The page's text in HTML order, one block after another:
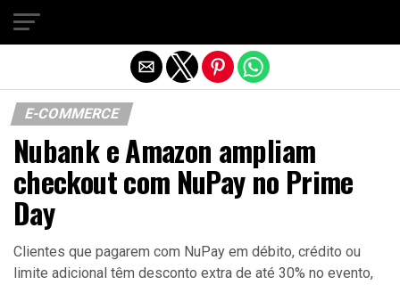
E-COMMERCE
Nubank e Amazon ampliam
checkout com NuPay no Prime
Day
Clientes que pagarem com NuPay em débito, crédito ou
limite adicional têm desconto extra de até 30% no evento,